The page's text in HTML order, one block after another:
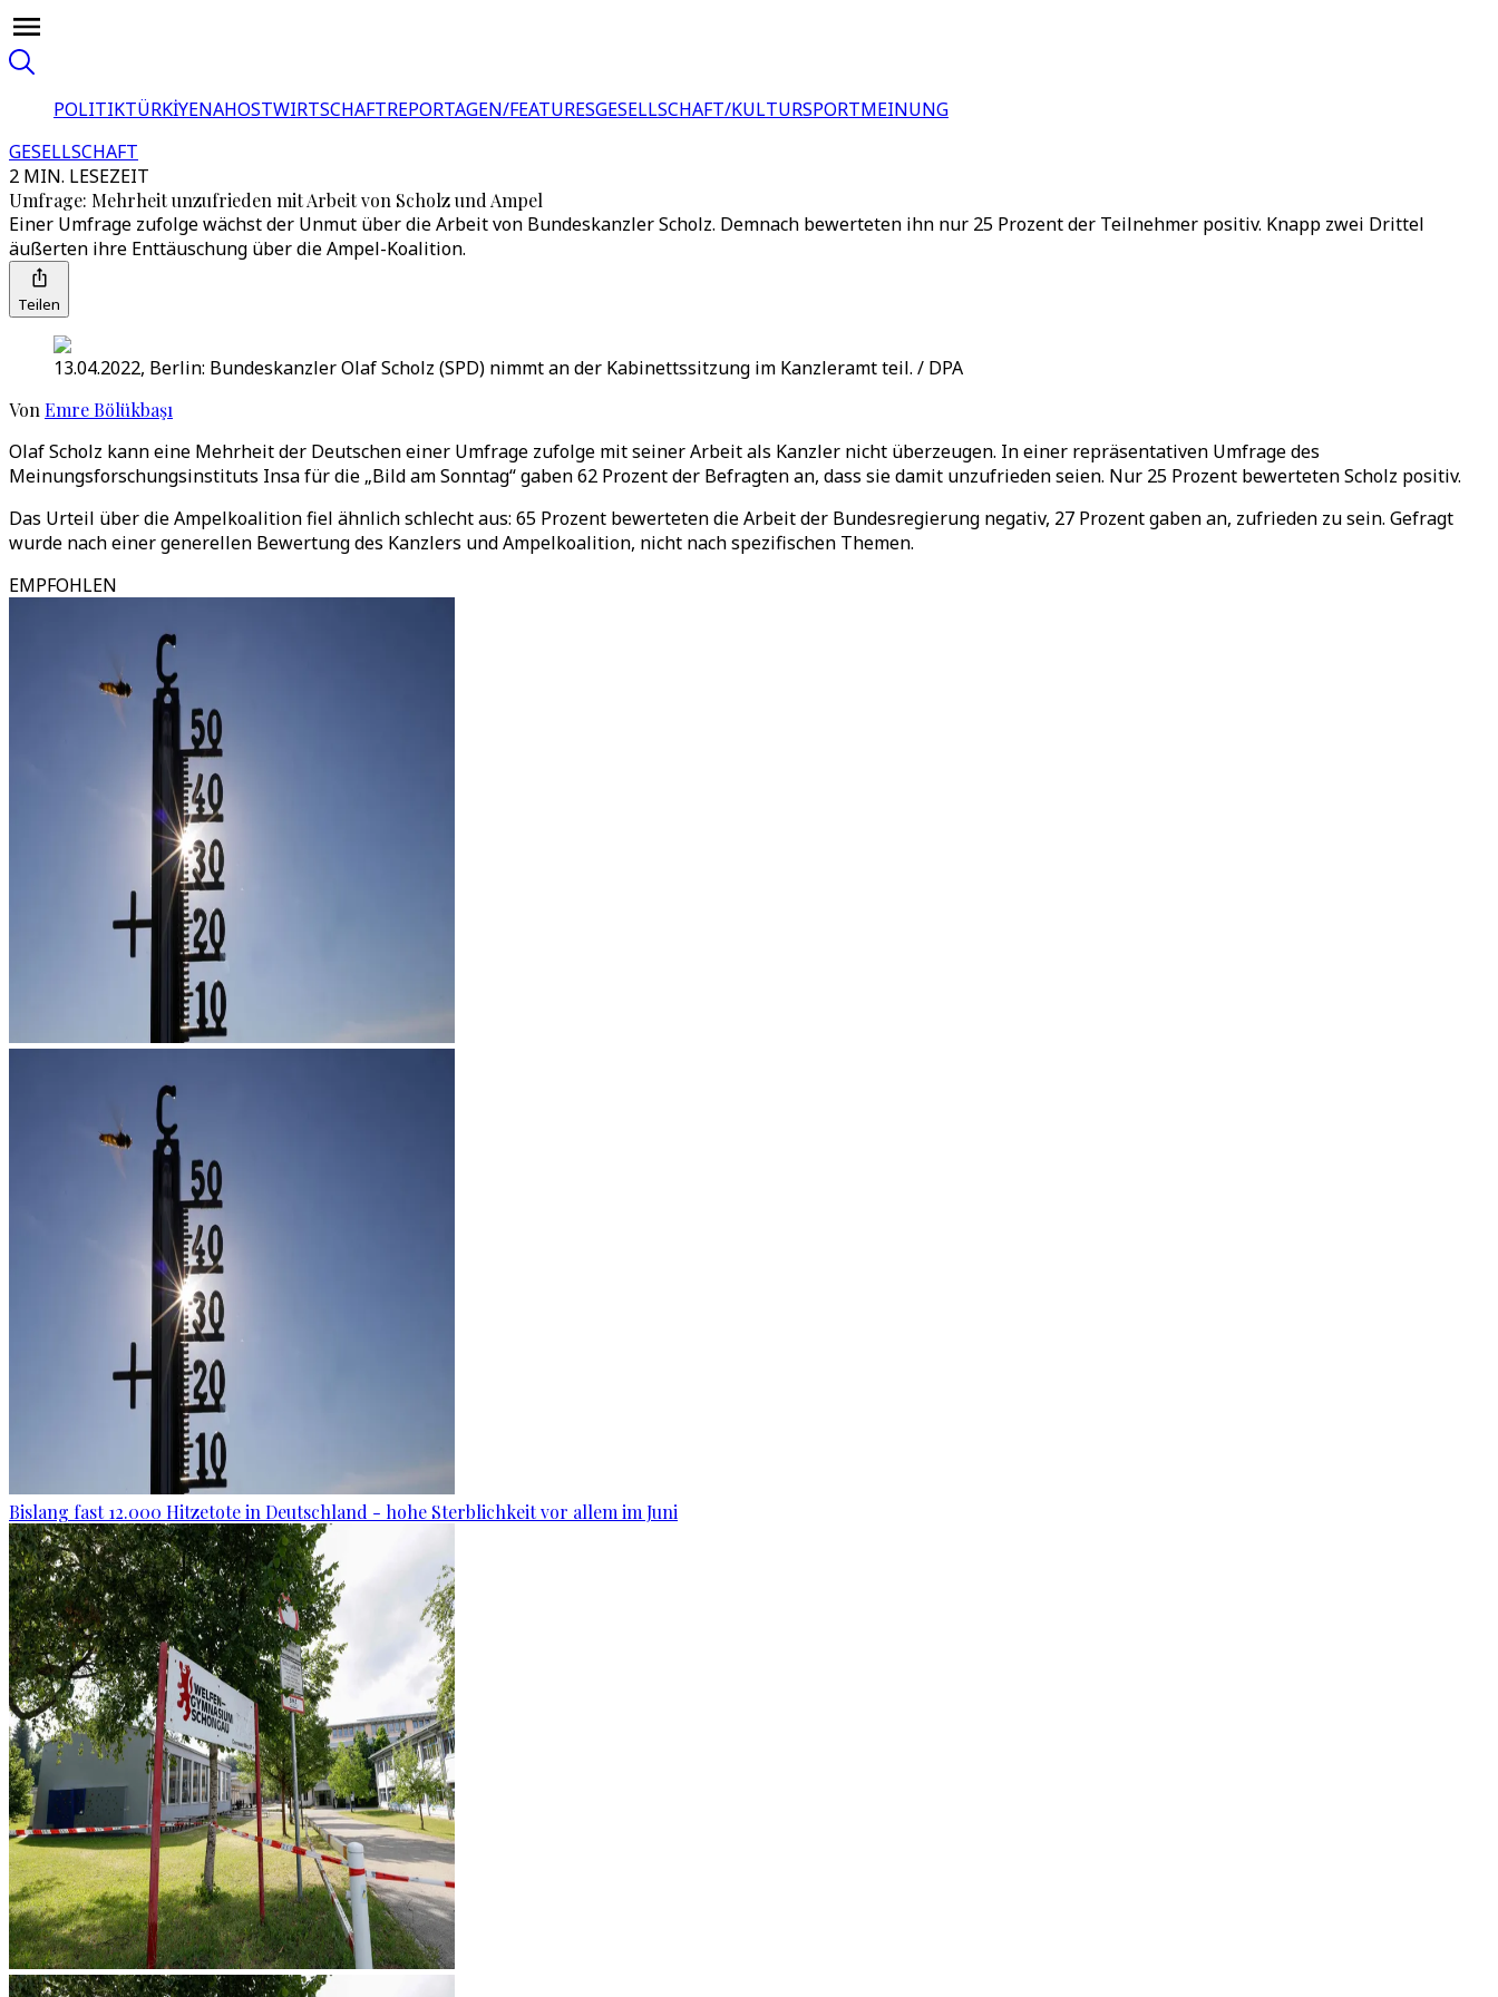
POLITIKTÜRKİYENAHOSTWIRTSCHAFTREPORTAGEN/FEATURESGESELLSCHAFT/KULTURSPORTMEINUNG
GESELLSCHAFT
2 MIN. LESEZEIT
Umfrage: Mehrheit unzufrieden mit Arbeit von Scholz und Ampel
Einer Umfrage zufolge wächst der Unmut über die Arbeit von Bundeskanzler Scholz. Demnach bewerteten ihn nur 25 Prozent der Teilnehmer positiv. Knapp zwei Drittel
äußerten ihre Enttäuschung über die Ampel-Koalition.
Teilen
13.04.2022, Berlin: Bundeskanzler Olaf Scholz (SPD) nimmt an der Kabinettssitzung im Kanzleramt teil. / DPA
Von Emre Bölükbaşı
Olaf Scholz kann eine Mehrheit der Deutschen einer Umfrage zufolge mit seiner Arbeit als Kanzler nicht überzeugen. In einer repräsentativen Umfrage des
Meinungsforschungsinstituts Insa für die „Bild am Sonntag“ gaben 62 Prozent der Befragten an, dass sie damit unzufrieden seien. Nur 25 Prozent bewerteten Scholz positiv.
Das Urteil über die Ampelkoalition fiel ähnlich schlecht aus: 65 Prozent bewerteten die Arbeit der Bundesregierung negativ, 27 Prozent gaben an, zufrieden zu sein. Gefragt
wurde nach einer generellen Bewertung des Kanzlers und Ampelkoalition, nicht nach spezifischen Themen.
EMPFOHLEN
Bislang fast 12.000 Hitzetote in Deutschland - hohe Sterblichkeit vor allem im Juni